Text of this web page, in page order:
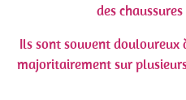
des
Ils sont souvent douloureux
majoritairement sur